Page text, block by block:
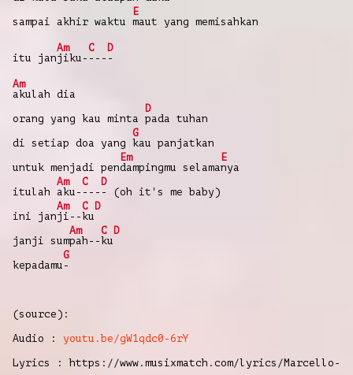
sampai akhir waktu
E
maut yang memisahkan
itu jan
Am
jiku-
C
---
D
-
Am
akulah dia
orang yang kau minta
D
pada tuhan
di setiap doa yang
G
kau panjatkan
untuk menjadi pen
Em
dampingmu selama
E
nya
itulah
Am
aku-
C
---
D
- (oh it's me baby)
ini jan
Am
ji--
C
ku
D
janji sum
Am
pah--
C
ku
D
kepadamu
G
-
(source):
Audio : youtu.be/gW1qdc0-6rY
Lyrics : https://www.musixmatch.com/lyrics/Marcello-